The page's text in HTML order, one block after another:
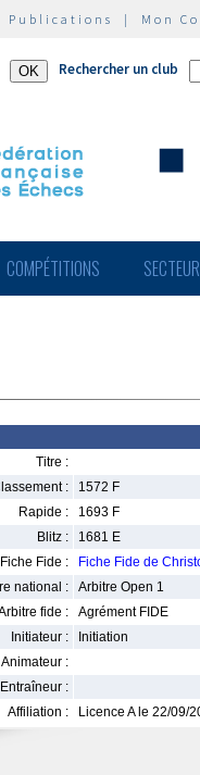
Publications | Mon
Rechercher un club
COMPÉTITIONS
Titre :
:
1572 F
Rapide :
1693 F
Blitz :
1681 E
Fiche Fide :
Fiche Fide de
national :
Arbitre Open 1
fide :
Agrément FIDE
Initiateur :
Initiation
Animateur :
Entraîneur :
Affiliation :
Licence A le 22/09/